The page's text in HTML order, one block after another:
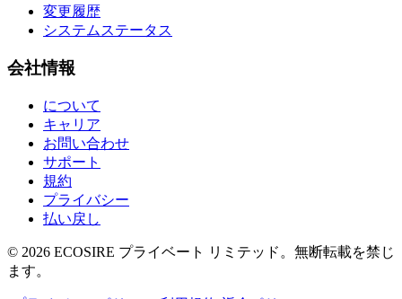
変更履歴
システムステータス
会社情報
について
キャリア
お問い合わせ
サポート
規約
プライバシー
払い戻し
© 2026 ECOSIRE プライベート リミテッド。無断転載を禁じ
ます。